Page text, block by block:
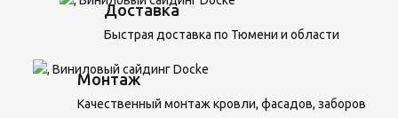
Доставка
Быстрая доставка по Тюмени и области
Монтаж
Качественный монтаж кровли, фасадов, заборов